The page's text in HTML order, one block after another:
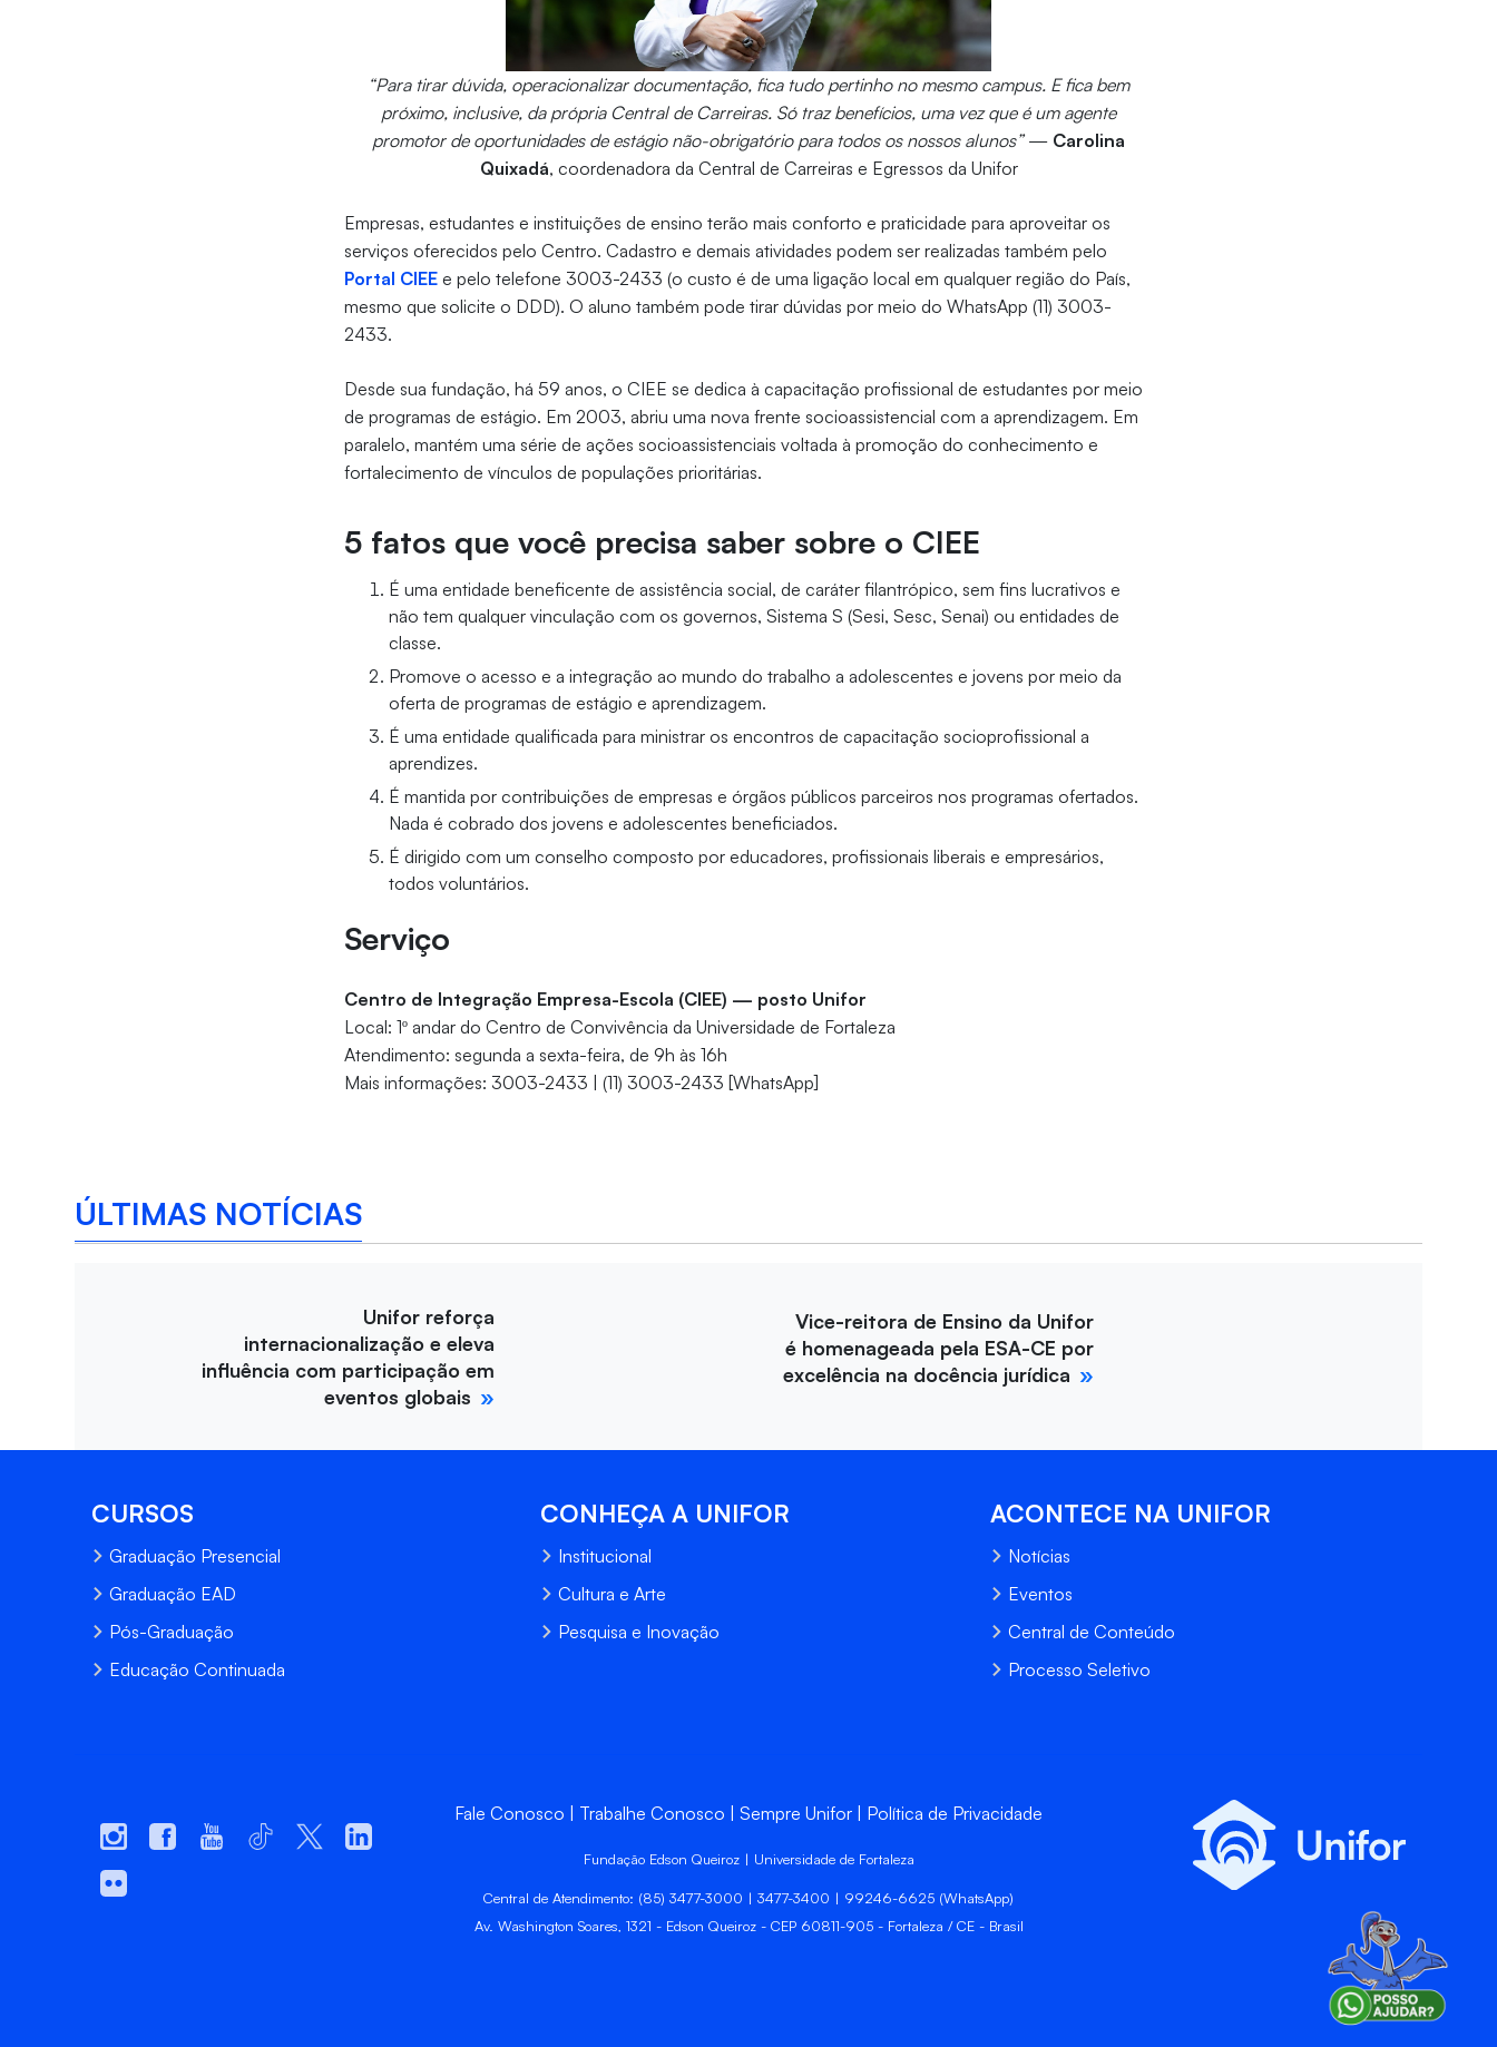
“Para tirar dúvida, operacionalizar documentação, fica tudo pertinho no mesmo campus. E fica bem
próximo, inclusive, da própria Central de Carreiras. Só traz benefícios, uma vez que é um agente
promotor de oportunidades de estágio não-obrigatório para todos os nossos alunos”— Carolina
Quixadá, coordenadora da Central de Carreiras e Egressos da Unifor
Empresas, estudantes e instituições de ensino terão mais conforto e praticidade para aproveitar os
serviços oferecidos pelo Centro. Cadastro e demais atividades podem ser realizadas também pelo
Portal CIEE e pelo telefone 3003-2433 (o custo é de uma ligação local em qualquer região do País,
mesmo que solicite o DDD). O aluno também pode tirar dúvidas por meio do WhatsApp (11) 3003-
2433.
Desde sua fundação, há 59 anos, o CIEE se dedica à capacitação profissional de estudantes por meio
de programas de estágio. Em 2003, abriu uma nova frente socioassistencial com a aprendizagem. Em
paralelo, mantém uma série de ações socioassistenciais voltada à promoção do conhecimento e
fortalecimento de vínculos de populações prioritárias.
5 fatos que você precisa saber sobre o CIEE
É uma entidade beneficente de assistência social, de caráter filantrópico, sem fins lucrativos e
não tem qualquer vinculação com os governos, Sistema S (Sesi, Sesc, Senai) ou entidades de
classe.
Promove o acesso e a integração ao mundo do trabalho a adolescentes e jovens por meio da
oferta de programas de estágio e aprendizagem.
É uma entidade qualificada para ministrar os encontros de capacitação socioprofissional a
aprendizes.
É mantida por contribuições de empresas e órgãos públicos parceiros nos programas ofertados.
Nada é cobrado dos jovens e adolescentes beneficiados.
É dirigido com um conselho composto por educadores, profissionais liberais e empresários,
todos voluntários.
Serviço
Centro de Integração Empresa-Escola (CIEE) — posto Unifor
Local: 1º andar do Centro de Convivência da Universidade de Fortaleza
Atendimento: segunda a sexta-feira, de 9h às 16h
Mais informações: 3003-2433 | (11) 3003-2433 [WhatsApp]
ÚLTIMAS NOTÍCIAS
Unifor reforça
internacionalização e eleva
influência com participação em
eventos globais
Vice-reitora de Ensino da Unifor
é homenageada pela ESA-CE por
excelência na docência jurídica
CURSOS
Graduação Presencial
Graduação EAD
Pós-Graduação
Educação Continuada
CONHEÇA A UNIFOR
Institucional
Cultura e Arte
Pesquisa e Inovação
ACONTECE NA UNIFOR
Notícias
Eventos
Central de Conteúdo
Processo Seletivo
Fale Conosco Trabalhe Conosco Sempre Unifor Política de Privacidade
Fundação Edson Queiroz | Universidade de Fortaleza
Central de Atendimento: (85) 3477-3000 | 3477-3400 | 99246-6625 (WhatsApp)
Av. Washington Soares, 1321 - Edson Queiroz - CEP 60811-905 - Fortaleza / CE - Brasil